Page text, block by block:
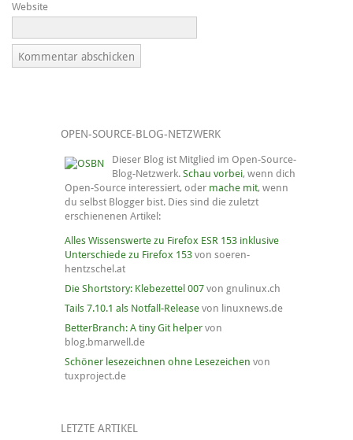
Website
OPEN-SOURCE-BLOG-NETZWERK
Dieser Blog ist Mitglied im Open-Source-
Blog-Netzwerk. Schau vorbei, wenn dich
Open-Source interessiert, oder mache mit, wenn
du selbst Blogger bist. Dies sind die zuletzt
erschienenen Artikel:
Alles Wissenswerte zu Firefox ESR 153 inklusive
Unterschiede zu Firefox 153von soeren-
hentzschel.at
Die Shortstory: Klebezettel 007von gnulinux.ch
Tails 7.10.1 als Notfall-Releasevon linuxnews.de
BetterBranch: A tiny Git helpervon
blog.bmarwell.de
Schöner lesezeichnen ohne Lesezeichen von
tuxproject.de
LETZTE ARTIKEL